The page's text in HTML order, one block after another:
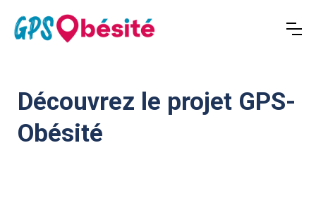
Découvrez le projet GPS-
Obésité